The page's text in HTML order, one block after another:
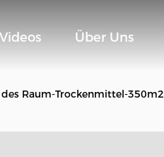
Videos Über Uns
Raum-Trockenmittel-350m2